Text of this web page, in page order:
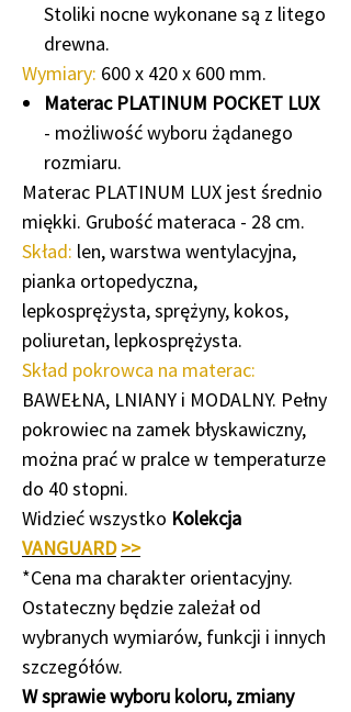
Stoliki nocne wykonane są z litego
drewna.
Wymiary: 600 x 420 x 600 mm.
Materac PLATINUM POCKET LUX
- możliwość wyboru żądanego
rozmiaru.
Materac PLATINUM LUX jest średnio
miękki. Grubość materaca - 28 cm.
Skład: len, warstwa wentylacyjna,
pianka ortopedyczna,
lepkosprężysta, sprężyny, kokos,
poliuretan, lepkosprężysta.
Skład pokrowca na materac:
BAWEŁNA, LNIANY i MODALNY. Pełny
pokrowiec na zamek błyskawiczny,
można prać w pralce w temperaturze
do 40 stopni.
Widzieć wszystko Kolekcja
VANGUARD >>
*Cena ma charakter orientacyjny.
Ostateczny będzie zależał od
wybranych wymiarów, funkcji i innych
szczegółów.
W sprawie wyboru koloru, zmiany